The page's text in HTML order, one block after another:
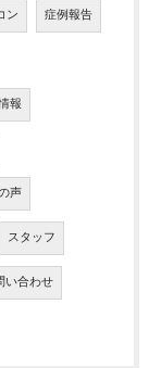
ン 症例報告
報
声
スタッフ
い合わせ